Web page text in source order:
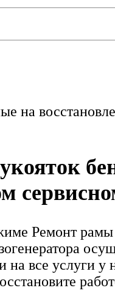
на
Ремонт
на все услуги